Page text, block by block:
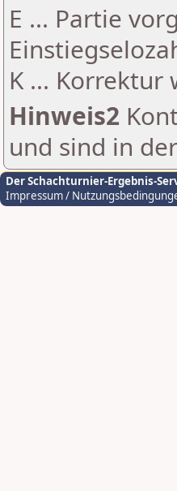
E ... Partie
K ... Korrektur
Hinweis2
und sind in
Der Schachturnier-Ergebnis-
Impressum /